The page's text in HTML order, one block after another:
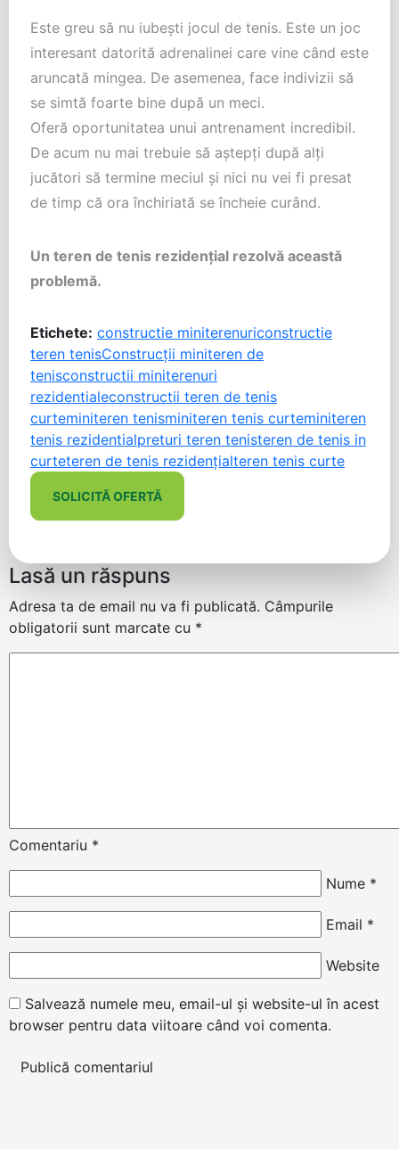
Este greu să nu iubeşti jocul de tenis. Este un joc
interesant datorită adrenalinei care vine când este
aruncată mingea. De asemenea, face indivizii să
se simtă foarte bine după un meci.
Oferă oportunitatea unui antrenament incredibil.
De acum nu mai trebuie să aştepţi după alţi
jucători să termine meciul şi nici nu vei fi presat
de timp că ora închiriată se încheie curând.
Un teren de tenis rezidenţial rezolvă această
problemă.
Etichete: constructie miniterenuriconstructie
teren tenisConstrucţii miniteren de
tenisconstructii miniterenuri
rezidentialeconstructii teren de tenis
curteminiteren tenisminiteren tenis curteminiteren
tenis rezidentialpreturi teren tenisteren de tenis in
curteteren de tenis rezidenţialteren tenis curte
SOLICITĂ OFERTĂ
Lasă un răspuns
Adresa ta de email nu va fi publicată. Câmpurile
obligatorii sunt marcate cu *
Comentariu *
Nume *
Email *
Website
Salvează numele meu, email-ul și website-ul în acest
browser pentru data viitoare când voi comenta.